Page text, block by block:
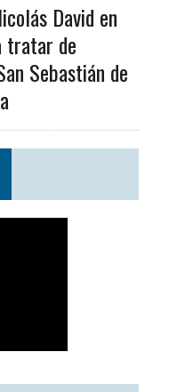
David en
tratar de
Sebastián de